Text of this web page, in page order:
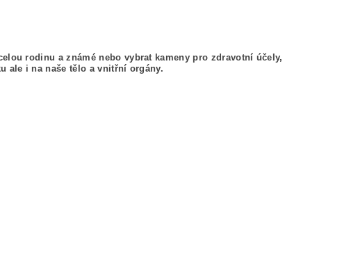
rodinu a známé nebo vybrat kameny pro zdravotní účely,
ale i na naše tělo a vnitřní orgány.